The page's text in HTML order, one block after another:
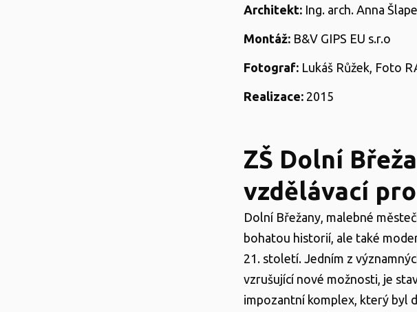
Architekt: Ing. arch. Anna
Montáž: B&V GIPS EU s.r.o
Fotograf: Lukáš Růžek, Foto
Realizace: 2015
ZŠ Dolní
vzdělávací
Dolní Břežany, malebné
bohatou historií, ale také
21. století. Jedním z
vzrušující nové možnosti, je
impozantní komplex, který byl